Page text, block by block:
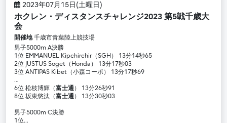
2023年07月15日(土曜日)
ホクレン・ディスタンスチャレンジ2023 第5戦千歳大
会
開催地千歳市青葉陸上競技場
男子5000m A決勝
1位 EMMANUEL Kipchirchir（SGH） 13分14秒65
2位 JUSTUS Soget（Honda） 13分17秒03
3位 ANTIPAS Kibet（小森コーポ） 13分17秒69
…
6位 松枝博輝（富士通） 13分26秒91
8位 坂東悠汰（富士通） 13分30秒03
男子5000m C決勝
1位...